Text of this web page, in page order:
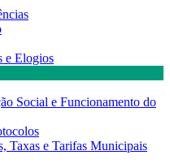
e Elogios
Social e Funcionamento do
Taxas e Tarifas Municipais